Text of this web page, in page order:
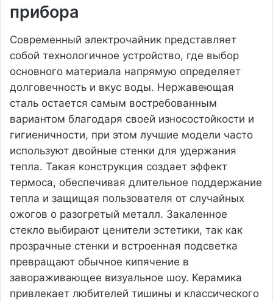
прибора
Современный электрочайник представляет
собой технологичное устройство, где выбор
основного материала напрямую определяет
долговечность и вкус воды. Нержавеющая
сталь остается самым востребованным
вариантом благодаря своей износостойкости и
гигиеничности, при этом лучшие модели часто
используют двойные стенки для удержания
тепла. Такая конструкция создает эффект
термоса, обеспечивая длительное поддержание
тепла и защищая пользователя от случайных
ожогов о разогретый металл. Закаленное
стекло выбирают ценители эстетики, так как
прозрачные стенки и встроенная подсветка
превращают обычное кипячение в
завораживающее визуальное шоу. Керамика
привлекает любителей тишины и классического